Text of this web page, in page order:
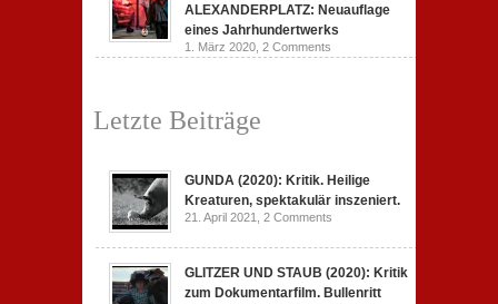
ALEXANDERPLATZ: Neuauflage
eines Jahrhundertwerks
1. März 2020, 2 Comments
Letzte Beiträge
GUNDA (2020): Kritik. Heilige
Kreaturen, spektakulär inszeniert.
21. April 2021, 2 Comments
GLITZER UND STAUB (2020): Kritik
zum Dokumentarfilm. Bullenritt